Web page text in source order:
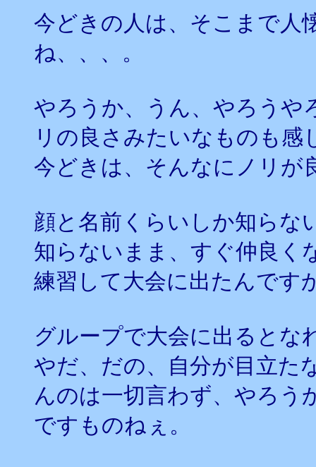
今どきの人は、そこまで人
ね、、、。
やろうか、うん、やろうや
リの良さみたいなものも感
今どきは、そんなにノリが
顔と名前くらいしか知らな
知らないまま、すぐ仲良く
練習して大会に出たんです
グループで大会に出るとな
やだ、だの、自分が目立た
んのは一切言わず、やろう
ですものねぇ。